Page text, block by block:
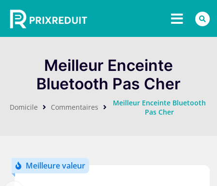
Meilleur Enceinte
Bluetooth Pas Cher
Domicile Commentaires
Meilleur Enceinte Bluetooth
Pas Cher
Meilleure valeur